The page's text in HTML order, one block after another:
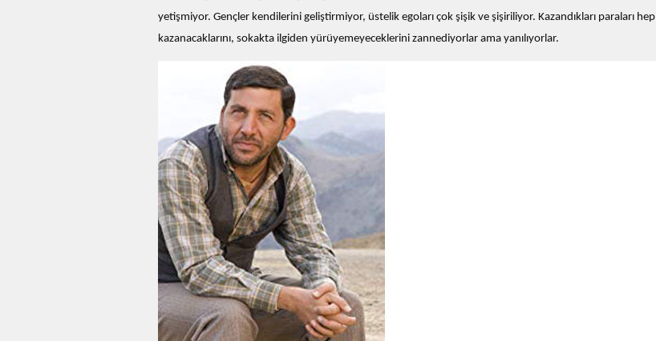
yetişmiyor. Gençler kendilerini geliştirmiyor, üstelik egoları çok şişik ve şişiriliyor. Kazandıkları paraları hep
kazanacaklarını, sokakta ilgiden yürüyemeyeceklerini zannediyorlar ama yanılıyorlar.